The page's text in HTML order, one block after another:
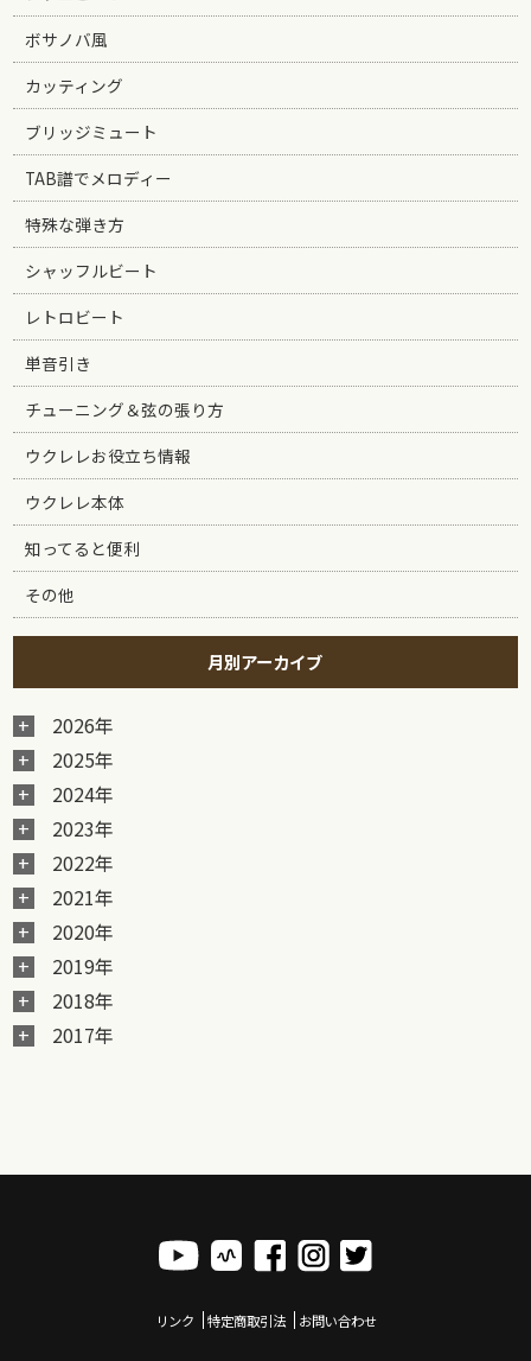
ボサノバ風
カッティング
ブリッジミュート
TAB譜でメロディー
特殊な弾き方
シャッフルビート
レトロビート
単音引き
チューニング＆弦の張り方
ウクレレお役立ち情報
ウクレレ本体
知ってると便利
その他
月別アーカイブ
2026年
2025年
2024年
2023年
2022年
2021年
2020年
2019年
2018年
2017年
リンク 特定商取引法 お問い合わせ